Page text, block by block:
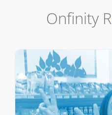
Onfinity R